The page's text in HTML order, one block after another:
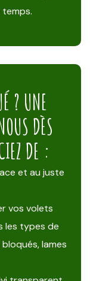
? UNE
DÈS
DE :
et au juste
vos volets
les types de
lames